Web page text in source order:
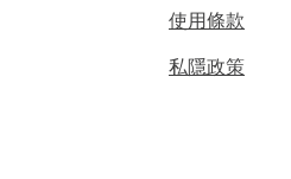
使用條款
私隱政策